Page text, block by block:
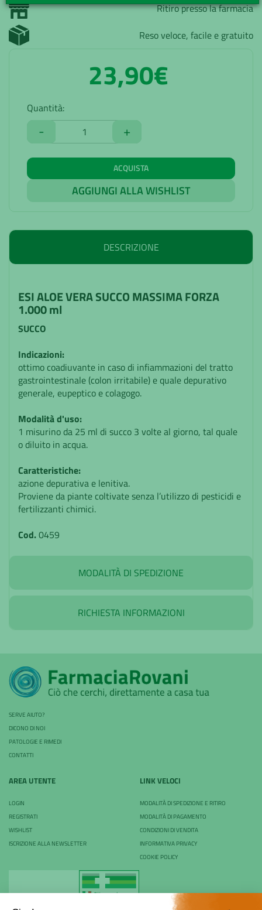
Ritiro presso la farmacia
Reso veloce, facile e gratuito
23,90€
Quantità:
- +
ACQUISTA
AGGIUNGI ALLA WISHLIST
DESCRIZIONE
ESI ALOE VERA SUCCO MASSIMA FORZA
1.000 ml
SUCCO
Indicazioni:
ottimo coadiuvante in caso di infiammazioni del tratto
gastrointestinale (colon irritabile) e quale depurativo
generale, eupeptico e colagogo.
Modalità d'uso:
1 misurino da 25 ml di succo 3 volte al giorno, tal quale
o diluito in acqua.
Caratteristiche:
azione depurativa e lenitiva.
Proviene da piante coltivate senza l’utilizzo di pesticidi e
fertilizzanti chimici.
Cod. 0459
MODALITÀ DI SPEDIZIONE
RICHIESTA INFORMAZIONI
SERVE AIUTO?
DICONO DI NOI
PATOLOGIE E RIMEDI
CONTATTI
AREA UTENTE
LOGIN
REGISTRATI
WISHLIST
ISCRIZIONE ALLA NEWSLETTER
LINK VELOCI
MODALITÀ DI SPEDIZIONE E RITIRO
MODALITÀ DI PAGAMENTO
CONDIZIONI DI VENDITA
INFORMATIVA PRIVACY
COOKIE POLICY